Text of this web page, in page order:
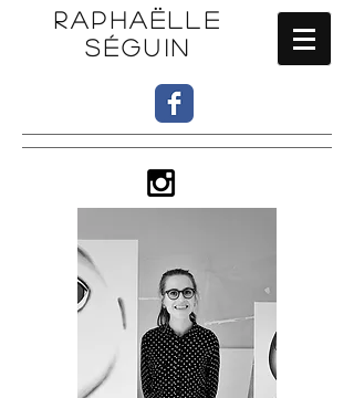
RAPHAËLLE
SÉGUIN